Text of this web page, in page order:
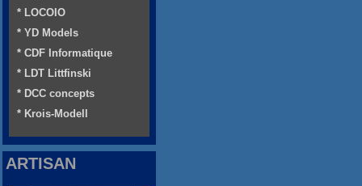
* LOCOIO
* YD Models
* CDF Informatique
* LDT Littfinski
* DCC concepts
* Krois-Modell
ARTISAN